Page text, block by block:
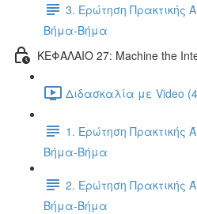
3. Ερώτηση Πρακτικής
Βήμα-Βήμα
ΚΕΦΑΛΑΙΟ 27: Machine the
Διδασκαλία με Video
1. Ερώτηση Πρακτικής
Βήμα-Βήμα
2. Ερώτηση Πρακτικής
Βήμα-Βήμα